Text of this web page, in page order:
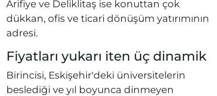
Arifiye ve Deliklitaş ise konuttan çok
dükkan, ofis ve ticari dönüşüm yatırımının
adresi.
Fiyatları yukarı iten üç dinamik
Birincisi, Eskişehir'deki üniversitelerin
beslediği ve yıl boyunca dinmeyen